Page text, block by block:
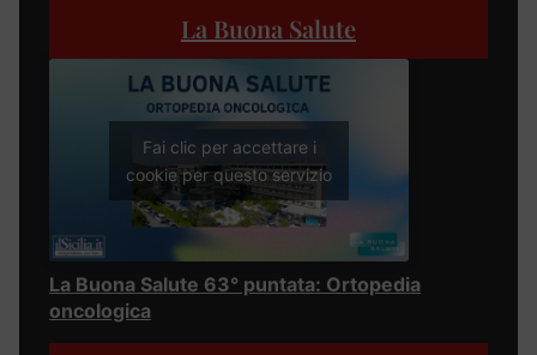
La Buona Salute
Fai clic per accettare i
cookie per questo servizio
La Buona Salute 63° puntata: Ortopedia
oncologica